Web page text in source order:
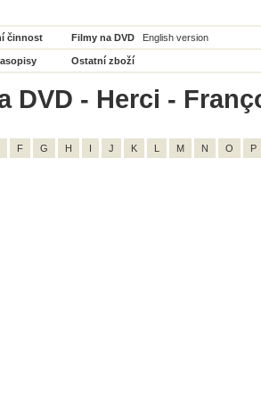
činnost Filmy na DVD English version
Ostatní zboží
DVD - Herci -
F G H I J K L M N O P